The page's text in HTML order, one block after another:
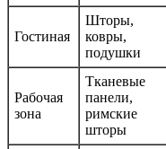
Гостиная
Шторы,
ковры,
подушки
Рабочая
зона
Тканевые
панели,
римские
шторы